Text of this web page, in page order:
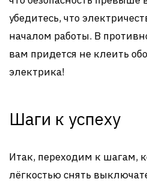
убедитесь, что
началом работы. В
вам придется не клеить
электрика!
Шаги к успеху
Итак, переходим к шагам,
лёгкостью снять